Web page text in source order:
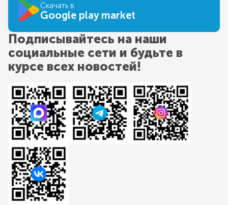
Скачать в
Google play market
Подписывайтесь на наши
социальные сети и будьте в
курсе всех новостей!